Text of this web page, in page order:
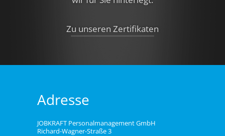
Zu unseren Zertifikaten
Adresse
JOBKRAFT Personalmanagement GmbH
Richard-Wagner-Straße 3